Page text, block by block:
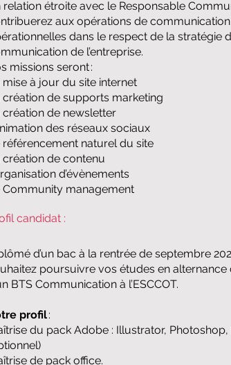
relation étroite avec le Responsable
aux opérations de communication
dans le respect de la stratégie
de l’entreprise.
missions seront :
mise à jour du site internet
création de supports marketing
création de newsletter
des réseaux sociaux
référencement naturel du site
création de contenu
d’évènements
Community management
candidat :
d’un bac à la rentrée de septembre
poursuivre vos études en alternance
BTS Communication à l’ESCCOT.
profil:
du pack Adobe : Illustrator, Photoshop,
de pack office.